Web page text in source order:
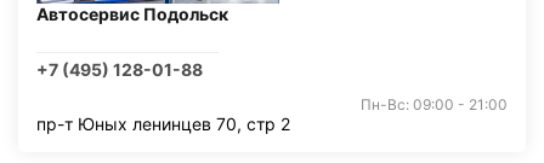
Автосервис Подольск
+7 (495) 128-01-88
Пн-Вс: 09:00 - 21:00
пр-т Юных ленинцев 70, стр 2